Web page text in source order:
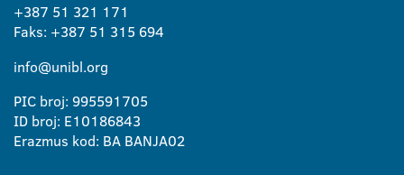
+387 51 321 171
Faks: +387 51 315 694
info@unibl.org
PIC broj: 995591705
ID broj: E10186843
Erazmus kod: BA BANJA02